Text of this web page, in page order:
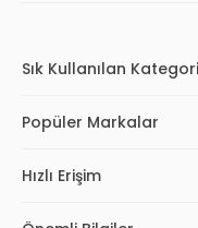
Sık Kullanılan
Popüler Markalar
Hızlı Erişim